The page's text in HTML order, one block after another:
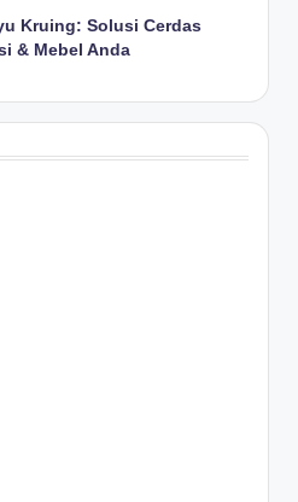
Kruing: Solusi Cerdas
& Mebel Anda